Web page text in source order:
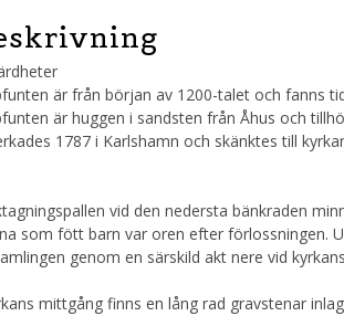
är från början av 1200-talet och fanns
är huggen i sandsten från Åhus och
1787 i Karlshamn och skänktes till
vid den nedersta bänkraden
som fött barn var oren efter förlossningen.
genom en särskild akt nere vid
mittgång finns en lång rad gravstenar